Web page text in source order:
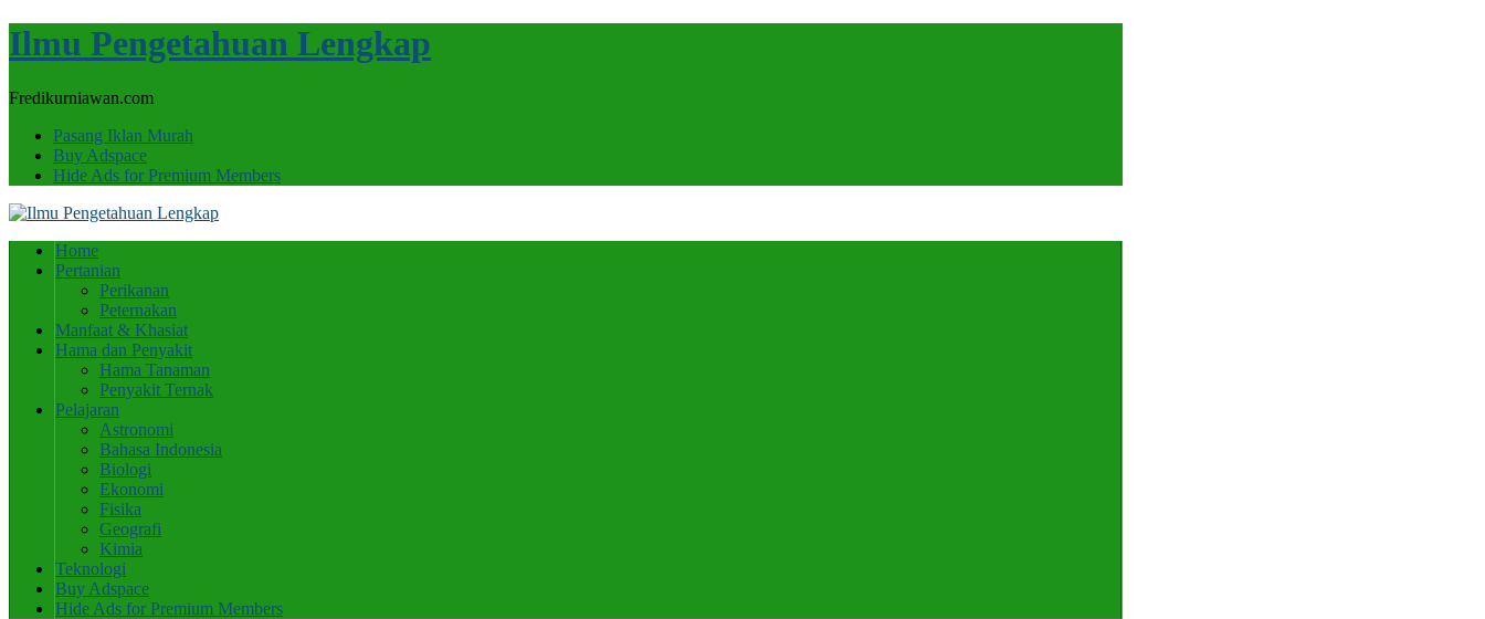
Ilmu Pengetahuan Lengkap
Fredikurniawan.com
Pasang Iklan Murah
Buy Adspace
Hide Ads for Premium Members
Home
Pertanian
Perikanan
Peternakan
Manfaat & Khasiat
Hama dan Penyakit
Hama Tanaman
Penyakit Ternak
Pelajaran
Astronomi
Bahasa Indonesia
Biologi
Ekonomi
Fisika
Geografi
Kimia
Teknologi
Buy Adspace
Hide Ads for Premium Members